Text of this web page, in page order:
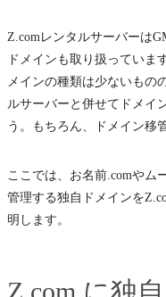
Z.comレンタルサーバーは
ドメインも取り扱っていま
メインの種類は少ないもの
ルサーバーと併せてドメイ
う。もちろん、ドメイン移
ここでは、お名前.comやム
管理する独自ドメインを
明します。